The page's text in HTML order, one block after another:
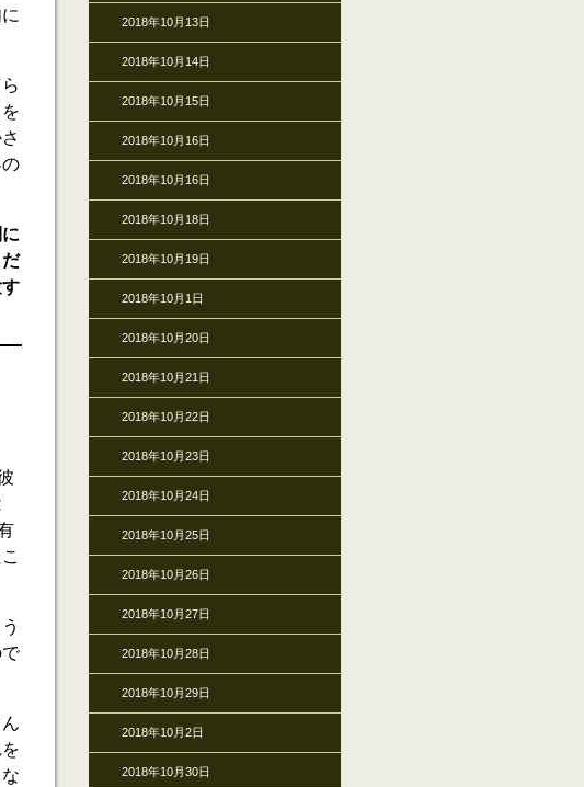
2018年10月13日
2018年10月14日
2018年10月15日
2018年10月16日
2018年10月16日
2018年10月18日
2018年10月19日
2018年10月1日
2018年10月20日
2018年10月21日
2018年10月22日
2018年10月23日
2018年10月24日
2018年10月25日
2018年10月26日
2018年10月27日
2018年10月28日
2018年10月29日
2018年10月2日
2018年10月30日